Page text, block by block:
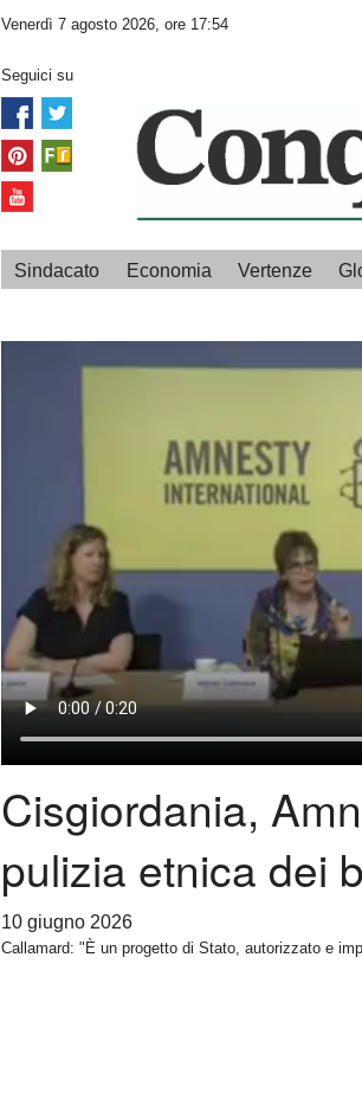
Venerdì 7 agosto 2026, ore 17:54
Seguici su
Sindacato Economia Vertenze
Cisgiordania,
pulizia etnica dei
10 giugno 2026
Callamard: "È un progetto di Stato, autorizzato e